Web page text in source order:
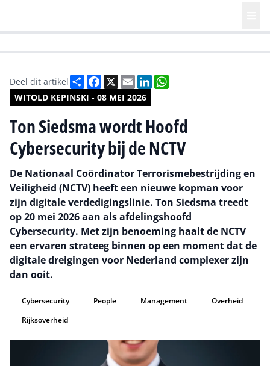
WITOLD KEPINSKI - 08 MEI 2026
Deel dit artikel DeelFacebook
X EmailLinkedIn
Ton Siedsma wordt Hoofd
Cybersecurity bij de NCTV
De Nationaal Coördinator Terrorismebestrijding en
Veiligheid (NCTV) heeft een nieuwe kopman voor
zijn digitale verdedigingslinie. Ton Siedsma treedt
op 20 mei 2026 aan als afdelingshoofd
Cybersecurity. Met zijn benoeming haalt de NCTV
een ervaren strateeg binnen op een moment dat de
digitale dreigingen voor Nederland complexer zijn
dan ooit.
Cybersecurity People Management
Overheid
Rijksoverheid